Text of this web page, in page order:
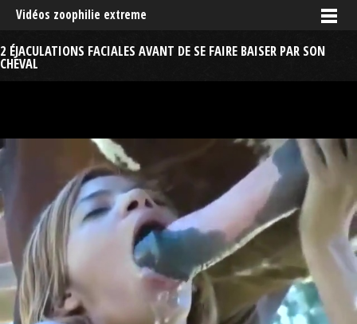
Vidéos zoophilie extreme
2 ÉJACULATIONS FACIALES AVANT DE SE FAIRE BAISER PAR SON
CHEVAL